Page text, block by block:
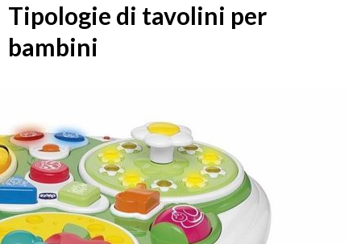
Tipologie di tavolini per
bambini